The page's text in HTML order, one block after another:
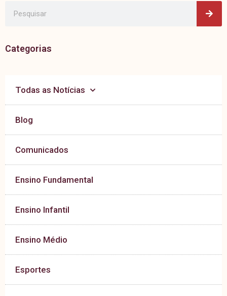
Categorias
Todas as Notícias
Blog
Comunicados
Ensino Fundamental
Ensino Infantil
Ensino Médio
Esportes